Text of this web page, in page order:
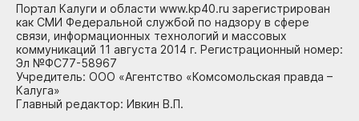
Портал Калуги и области www.kp40.ru зарегистрирован
как СМИ Федеральной службой по надзору в сфере
связи, информационных технологий и массовых
коммуникаций 11 августа 2014 г. Регистрационный номер:
Эл №ФС77-58967
Учредитель: ООО «Агентство «Комсомольская правда –
Калуга»
Главный редактор: Ивкин В.П.